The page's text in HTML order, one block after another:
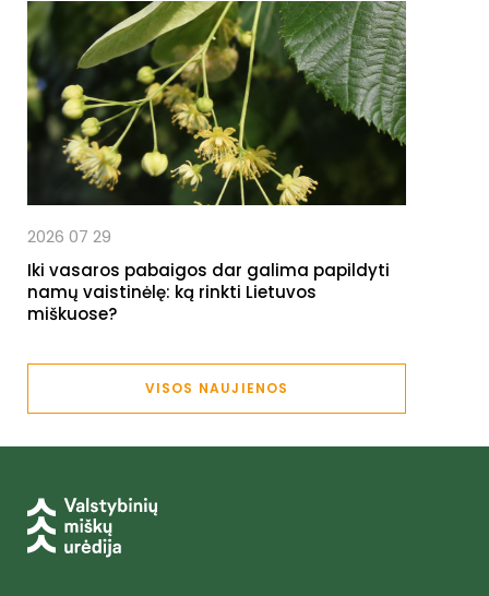
2026 07 29
Iki vasaros pabaigos dar galima papildyti
namų vaistinėlę: ką rinkti Lietuvos
miškuose?
VISOS NAUJIENOS